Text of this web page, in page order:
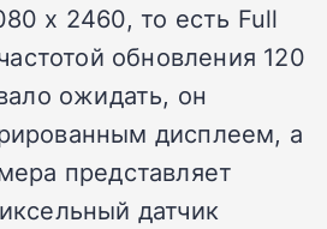
x 2460, то есть Full
обновления 120
ожидать, он
дисплеем, а
представляет
датчик